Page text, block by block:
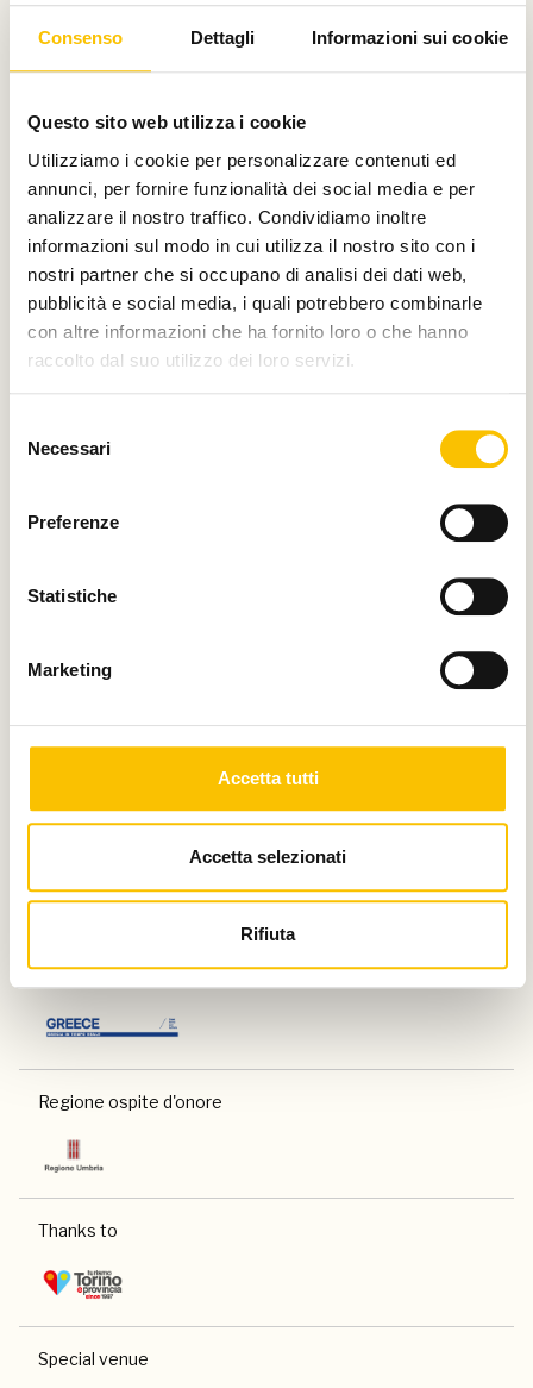
Consenso Dettagli Informazioni sui cookie
Questo sito web utilizza i cookie
Utilizziamo i cookie per personalizzare contenuti ed
annunci, per fornire funzionalità dei social media e per
analizzare il nostro traffico. Condividiamo inoltre
informazioni sul modo in cui utilizza il nostro sito con i
nostri partner che si occupano di analisi dei dati web,
pubblicità e social media, i quali potrebbero combinarle
con altre informazioni che ha fornito loro o che hanno
raccolto dal suo utilizzo dei loro servizi.
delNecessari
Preferenze
Statistiche
Marketing
Accetta tutti
Accetta selezionati
Rifiuta
Silver partner
Partner
Paese ospite d'onore
Regione ospite d'onore
Thanks to
Special venue